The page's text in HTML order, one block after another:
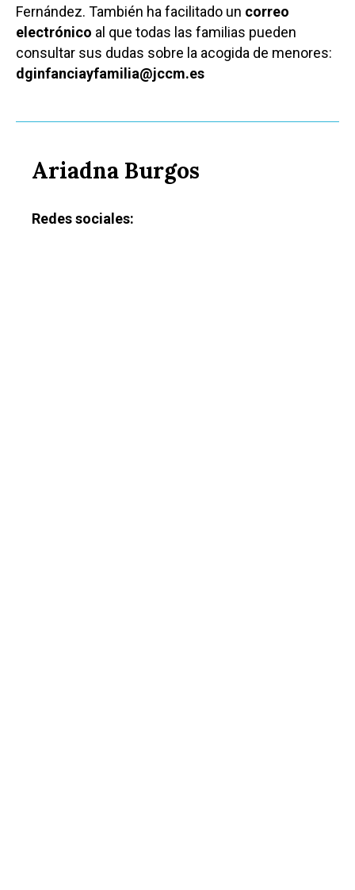
Fernández. También ha facilitado un correo
electrónico al que todas las familias pueden
consultar sus dudas sobre la acogida de menores:
dginfanciayfamilia@jccm.es
Ariadna Burgos
Redes sociales: